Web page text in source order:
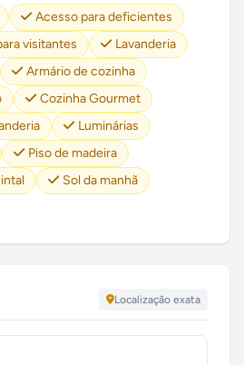
Acesso para deficientes
visitantes
Lavanderia
Armário de cozinha
Cozinha Gourmet
Luminárias
Piso de madeira
Sol da manhã
Localização exata